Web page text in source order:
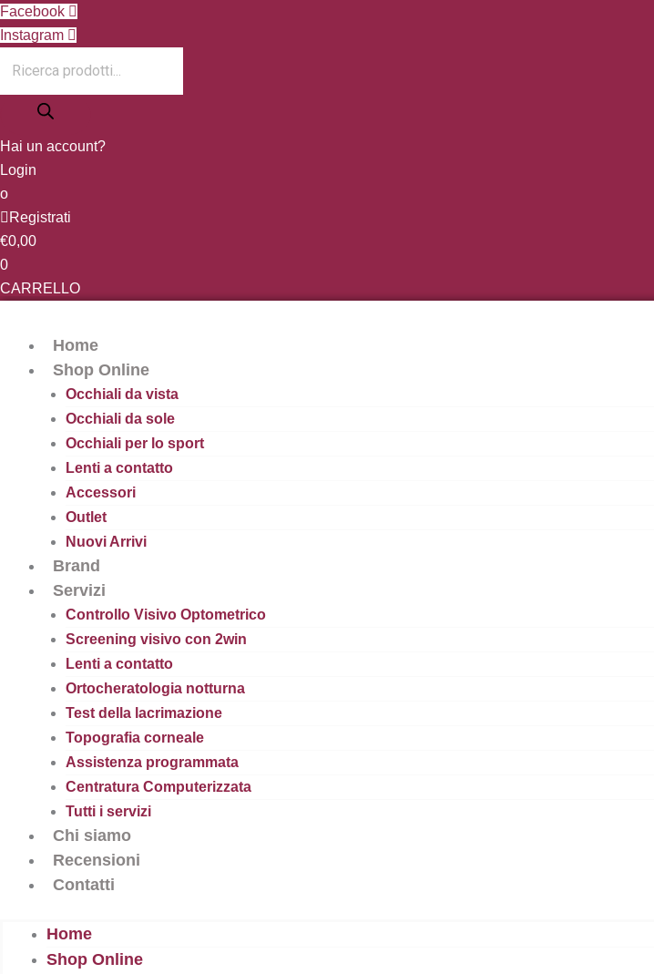
Vai
al
Facebook
Instagram
Products
search
Hai un account?
Login
o
Registrati
€0,00
0
CARRELLO
Home
Shop Online
Occhiali da vista
Occhiali da sole
Occhiali per lo sport
Lenti a contatto
Accessori
Outlet
Nuovi Arrivi
Brand
Servizi
Controllo Visivo Optometrico
Screening visivo con 2win
Lenti a contatto
Ortocheratologia notturna
Test della lacrimazione
Topografia corneale
Assistenza programmata
Centratura Computerizzata
Tutti i servizi
Chi siamo
Recensioni
Contatti
Home
Shop Online